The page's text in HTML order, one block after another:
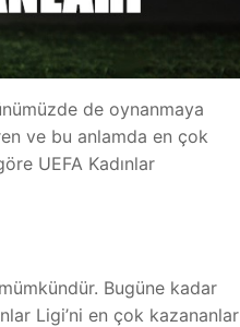
de oynanmaya
ve bu anlamda en çok
UEFA Kadınlar
Bugüne kadar
Ligi’ni en çok kazananlar